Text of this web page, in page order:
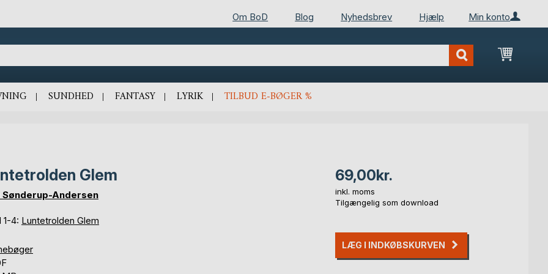
Min konto
Om BoD Blog Nyhedsbrev Hjælp
Min
SUNDHED FANTASY LYRIK TILBUD E-BØGER %
Glem
Sønderup-Andersen
1-4: Luntetrolden Glem
69,00kr.
inkl. moms
Tilgængelig som download
LÆG I INDKØBSKURVEN